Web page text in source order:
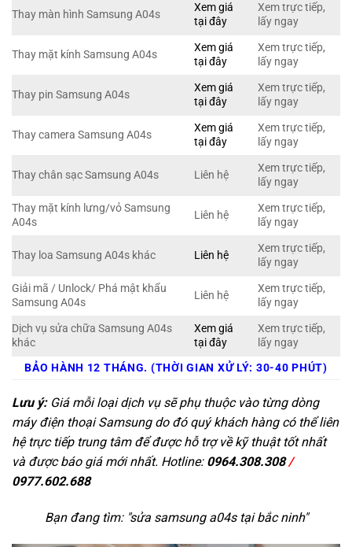
Thay màn hình Samsung A04s
Xem giá
tại đây
Xem trực tiếp,
lấy ngay
Thay mặt kính Samsung A04s
Xem giá
tại đây
Xem trực tiếp,
lấy ngay
Thay pin Samsung A04s
Xem giá
tại đây
Xem trực tiếp,
lấy ngay
Thay camera Samsung A04s
Xem giá
tại đây
Xem trực tiếp,
lấy ngay
Thay chân sạc Samsung A04s Liên hệ
Xem trực tiếp,
lấy ngay
Thay mặt kính lưng/vỏ Samsung
A04s
Liên hệ
Xem trực tiếp,
lấy ngay
Thay loa Samsung A04s khác Liên hệ
Xem trực tiếp,
lấy ngay
Giải mã / Unlock/ Phá mật khẩu
Samsung A04s
Liên hệ
Xem trực tiếp,
lấy ngay
Dịch vụ sửa chữa Samsung A04s
khác
Xem giá
tại đây
Xem trực tiếp,
lấy ngay
BẢO HÀNH 12 THÁNG. (THỜI GIAN XỬ LÝ: 30-40 PHÚT)
Lưu ý:Giá mỗi loại dịch vụ sẽ phụ thuộc vào từng dòng
máy điện thoại Samsung do đó quý khách hàng có thể liên
hệ trực tiếp trung tâm để được hỗ trợ về kỹ thuật tốt nhất
và được báo giá mới nhất. Hotline: 0964.308.308/
0977.602.688
Bạn đang tìm: "sửa samsung a04s tại bắc ninh"